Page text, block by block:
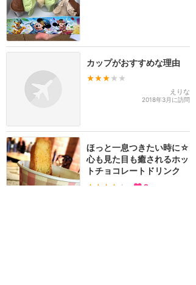
カップがおすすめな理由
★★★ ★★
えりな
2018年3月に訪問
ほっと一息つきたい時に☆
心も見た目も癒されるホッ
トチョコレートドリンク
★★★★ ★ 2